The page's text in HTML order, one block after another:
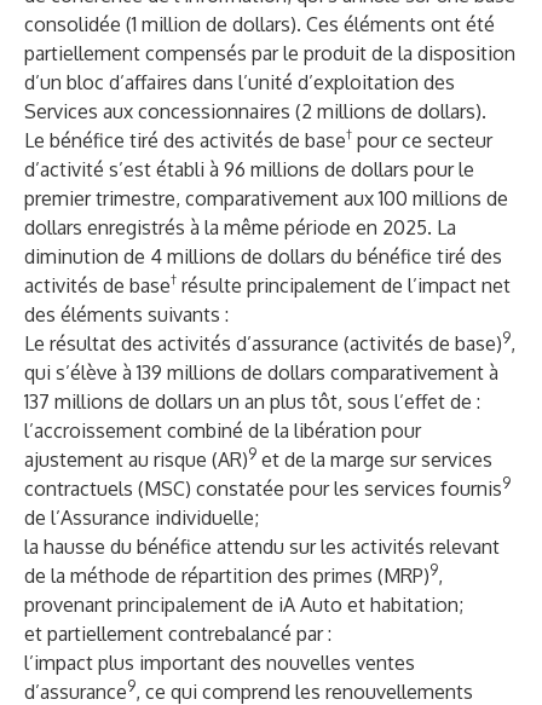
consolidée (1 million de dollars). Ces éléments ont été
partiellement compensés par le produit de la disposition
d’un bloc d’affaires dans l’unité d’exploitation des
Services aux concessionnaires (2 millions de dollars).
Le bénéfice tiré des activités de base† pour ce secteur
d’activité s’est établi à 96 millions de dollars pour le
premier trimestre, comparativement aux 100 millions de
dollars enregistrés à la même période en 2025. La
diminution de 4 millions de dollars du bénéfice tiré des
activités de base† résulte principalement de l’impact net
des éléments suivants :
Le résultat des activités d’assurance (activités de base)9,
qui s’élève à 139 millions de dollars comparativement à
137 millions de dollars un an plus tôt, sous l’effet de :
l’accroissement combiné de la libération pour
ajustement au risque (AR)9 et de la marge sur services
contractuels (MSC) constatée pour les services fournis9
de l’Assurance individuelle;
la hausse du bénéfice attendu sur les activités relevant
de la méthode de répartition des primes (MRP)9,
provenant principalement de iA Auto et habitation;
et partiellement contrebalancé par :
l’impact plus important des nouvelles ventes
d’assurance9, ce qui comprend les renouvellements